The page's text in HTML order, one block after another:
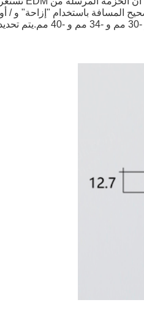
المسافة باستخدام "إزاحة" و /
المنشور.الإزاحات